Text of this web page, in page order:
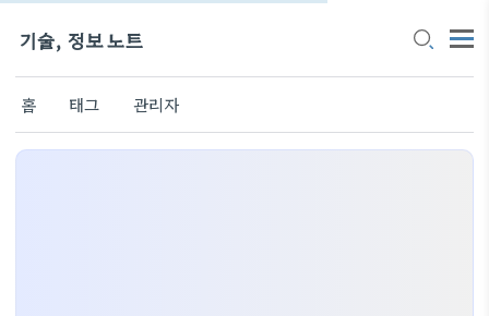
기술, 정보 노트
홈 태그 관리자